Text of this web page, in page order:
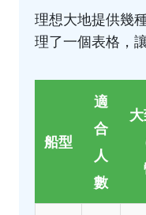
理想大地提供幾
理了一個表格，
船型
適
合
人
數